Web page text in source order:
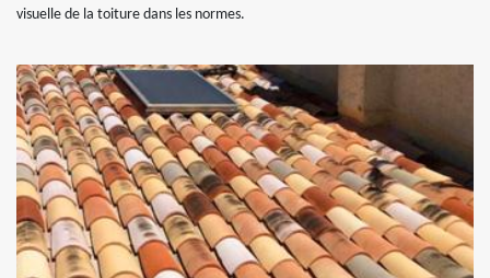
visuelle de la toiture dans les normes.